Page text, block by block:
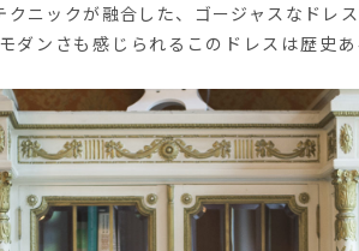
ニックが融合した、ゴージャスなドレス
ダンさも感じられるこのドレスは歴史あ